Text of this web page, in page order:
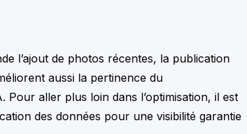
l’ajout de photos récentes, la publication
aussi la pertinence du
aller plus loin dans l’optimisation, il est
des données pour une visibilité garantie